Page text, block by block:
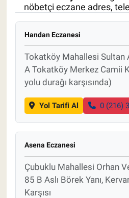
nöbetçi eczane adres,
Handan Eczanesi
Tokatköy Mahallesi Sultan
A Tokatköy Merkez Camii
yolu durağı karşısında)
Yol Tarifi Al 0 (216)
Asena Eczanesi
Çubuklu Mahallesi Orhan
85 B Aslı Börek Yanı,
Karşısı
Et fiyatları
Tarım Bilgisi
Yetiştirici Soruyor
Dünyada Tarım
Üretici Birlikleri
Şeker ve Şekerli Mamüller